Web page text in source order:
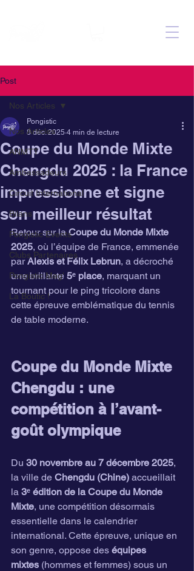
Post
Nos Articles
ANMTT
Ambassadeurs
Circuit International
Bilans
Pongistic Events
Clubs Partenaires
Pongistic Mag'
La Boutic !
Nos Articles
Coupe du Monde Mixte
Chengdu 2025 : la France
impressionne et signe
son meilleur résultat
Pongistic
8 déc. 2025 4 min de lecture
Retour sur la Coupe du Monde Mixte
2025, où l’équipe de France, emmenée
par Alexis et Félix Lebrun, a décroché
une brillante 5ᵉ place, marquant un
tournant pour le ping tricolore dans
cette épreuve emblématique du tennis
de table moderne.
Coupe du Monde Mixte
Chengdu : une
compétition à l’avant-
goût olympique
Du 30 novembre au 7 décembre 2025,
la ville de Chengdu (Chine) accueillait
la 3ᵉ édition de la Coupe du Monde
Mixte, une compétition désormais
essentielle dans le calendrier
international. Cette épreuve, unique en
son genre, oppose des équipes
mixtes (hommes et femmes) sous un